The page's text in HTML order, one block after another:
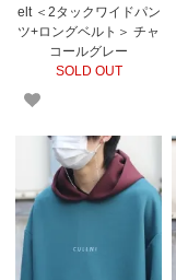
elt ＜2タックワイドパン
ツ+ロングベルト＞ チャ
コールグレー
SOLD OUT